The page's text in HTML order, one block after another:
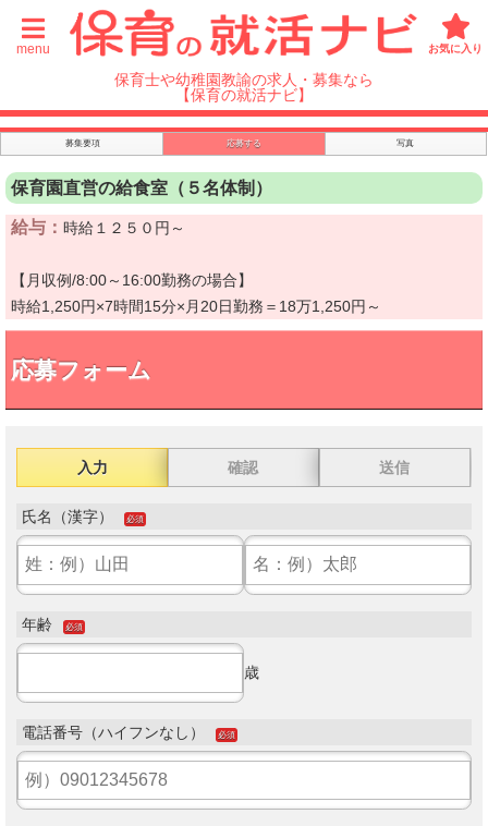
menu お気に入り
保育士や幼稚園教諭の求人・募集なら
【保育の就活ナビ】
募集要項 応募する 写真
保育園直営の給食室（５名体制）
給与： 時給１２５０円～
【月収例/8:00～16:00勤務の場合】
時給1,250円×7時間15分×月20日勤務＝18万1,250円～
応募フォーム
入力 確認 送信
氏名（漢字） 必須
年齢 必須
歳
電話番号（ハイフンなし） 必須